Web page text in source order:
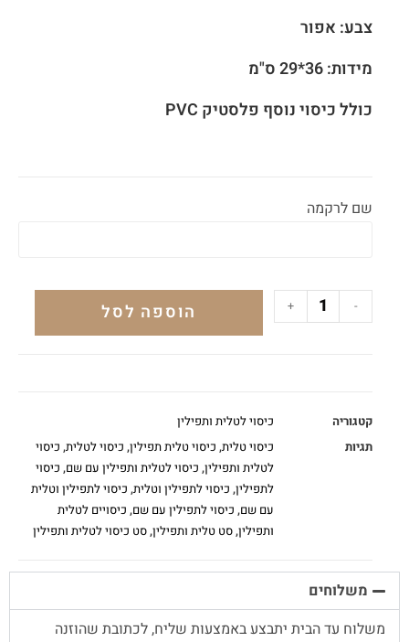
צבע: אפור
מידות: 36*29 ס"מ
כולל כיסוי נוסף פלסטיק PVC
שם לרקמה
-
+ הוספה לסל
קטגוריה
כיסוי לטלית ותפילין
תגיות
כיסוי טלית, כיסוי טלית תפילין, כיסוי לטלית, כיסוי
לטלית ותפילין, כיסוי לטלית ותפילין עם שם, כיסוי
לתפילין, כיסוי לתפילין וטלית, כיסוי לתפילין וטלית
עם שם, כיסוי לתפילין עם שם, כיסויים לטלית
ותפילין,סט טלית ותפילין,סט כיסוי לטלית ותפילין
משלוחים
משלוח עד הבית יתבצע באמצעות שליח, לכתובת שהוזנה